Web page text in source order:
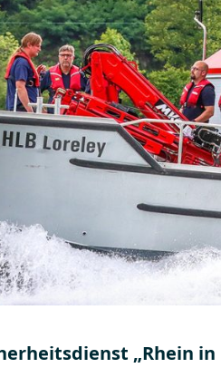
„Rhein